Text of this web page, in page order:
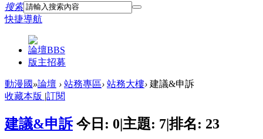
搜索
快捷導航
論壇BBS
版主招募
動漫國»論壇 › 站務專區› 站務大樓› 建議&申訴
收藏本版 |訂閱
建議&申訴 今日: 0|主題: 7|排名: 23